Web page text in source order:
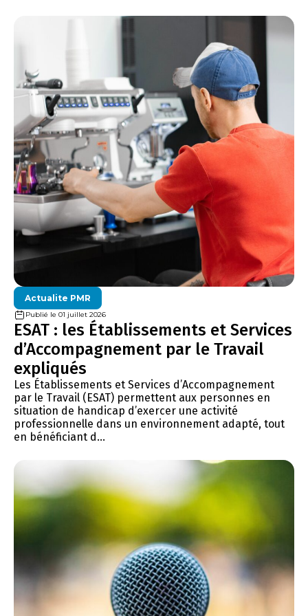
Actualite PMR
Publié le 01 juillet 2026
ESAT : les Établissements et Services
d’Accompagnement par le Travail
expliqués
Les Établissements et Services d’Accompagnement
par le Travail (ESAT) permettent aux personnes en
situation de handicap d’exercer une activité
professionnelle dans un environnement adapté, tout
en bénéficiant d...